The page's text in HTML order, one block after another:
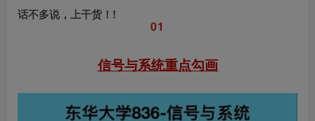
话不多说，上干货！!
01
信号与系统重点勾画